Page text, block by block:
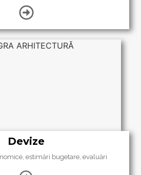
Devize
estimări bugetare, evaluări